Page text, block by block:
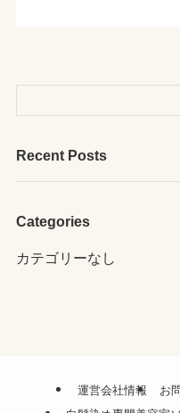
Recent Posts
Categories
カテゴリーなし
運営会社情報 お